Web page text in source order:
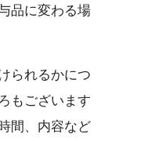
品に変わる場
られるかにつ
もございます
間、内容など